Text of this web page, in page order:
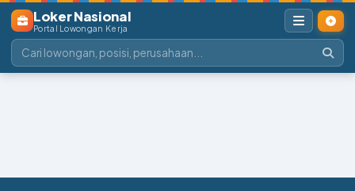
Loker Nasional
Portal Lowongan Kerja